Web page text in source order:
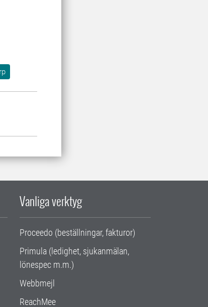
Vanliga verktyg
Proceedo (beställningar, fakturor)
Primula (ledighet, sjukanmälan,
lönespec m.m.)
Webbmejl
ReachMee